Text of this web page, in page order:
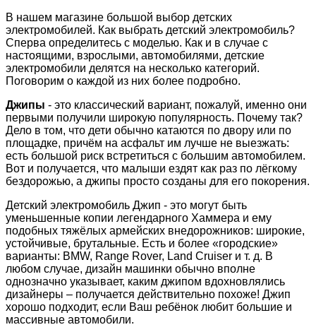
В нашем магазине большой выбор детских
электромобилей. Как выбрать детский электромобиль?
Сперва определитесь с моделью. Как и в случае с
настоящими, взрослыми, автомобилями, детские
электромобили делятся на несколько категорий.
Поговорим о каждой из них более подробно.
Джипы - это классический вариант, пожалуй, именно они
первыми получили широкую популярность. Почему так?
Дело в том, что дети обычно катаются по двору или по
площадке, причём на асфальт им лучше не выезжать:
есть большой риск встретиться с большим автомобилем.
Вот и получается, что малыши ездят как раз по лёгкому
бездорожью, а джипы просто созданы для его покорения.
Детский электромобиль Джип - это могут быть
уменьшенные копии легендарного Хаммера и ему
подобных тяжёлых армейских внедорожников: широкие,
устойчивые, брутальные. Есть и более «городские»
варианты: BMW, Range Rover, Land Cruiser и т. д. В
любом случае, дизайн машинки обычно вполне
однозначно указывает, каким джипом вдохновлялись
дизайнеры – получается действительно похоже! Джип
хорошо подходит, если Ваш ребёнок любит большие и
массивные автомобили.